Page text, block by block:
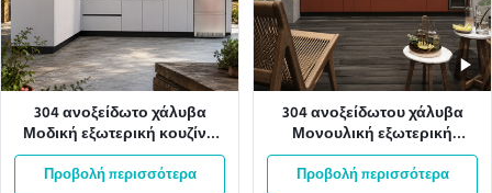
304 ανοξείδωτο χάλυβα
Μοδική εξωτερική κουζίνα
με αντοχή στις καιρικές
συνθήκες
Προβολή περισσότερα
304 ανοξείδωτου χάλυβα
Μονουλική εξωτερική
κουζίνα BBQ για χρήση σε
κλαμπ-house
Προβολή περισσότερα